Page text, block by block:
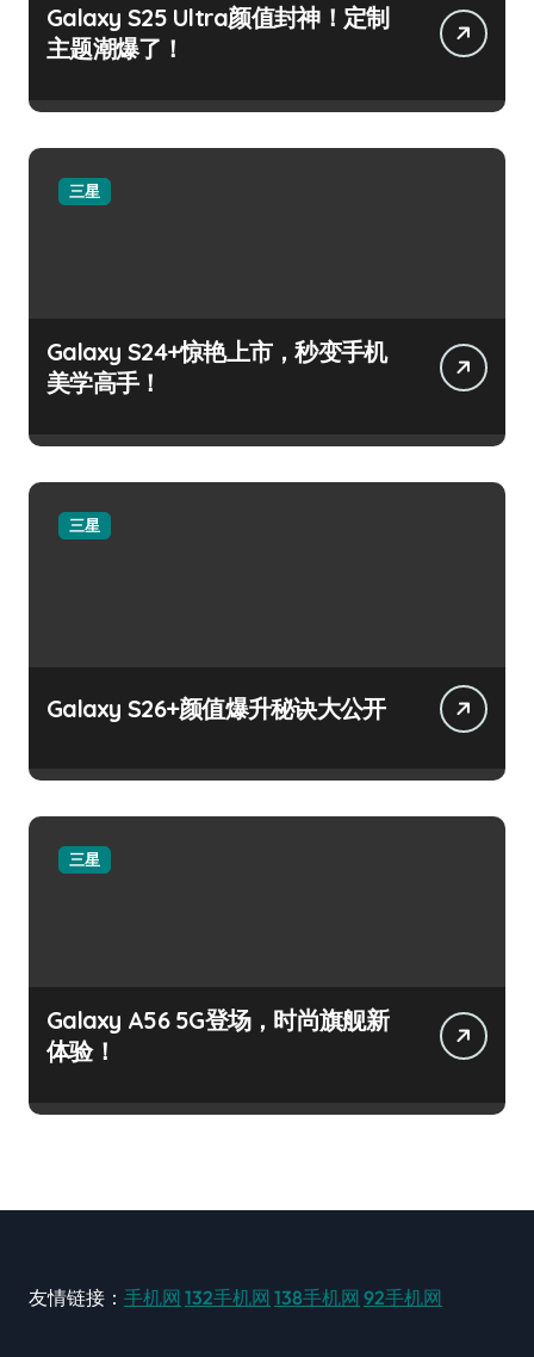
Galaxy S25 Ultra颜值封神！定制
主题潮爆了！
三星
Galaxy S24+惊艳上市，秒变手机
美学高手！
三星
Galaxy S26+颜值爆升秘诀大公开
三星
Galaxy A56 5G登场，时尚旗舰新
体验！
友情链接： 手机网 132手机网 138手机网 92手机网